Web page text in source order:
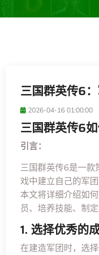
三国群英传6
2026-04-16 01:00:00
三国群英传6
引言：
三国群英传6是一款
戏中建立自己的军
本文将详细介绍如
员、培养技能、制定
1. 选择优秀的
在建造军团时，选